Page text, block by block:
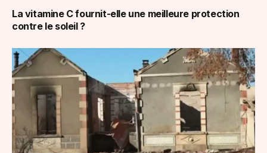
La vitamine C fournit-elle une meilleure protection
contre le soleil ?